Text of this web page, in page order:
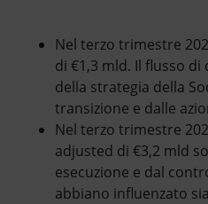
Nel terzo trimestre
di €1,3 mld. Il flusso
della strategia della
transizione e dalle
Nel terzo trimestre
adjusted di €3,2 mld
esecuzione e dal
abbiano influenzato